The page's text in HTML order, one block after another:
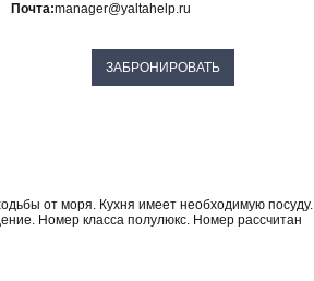
Почта:manager@yaltahelp.ru
от моря. Кухня имеет необходимую посуду.
Номер класса полулюкс. Номер рассчитан